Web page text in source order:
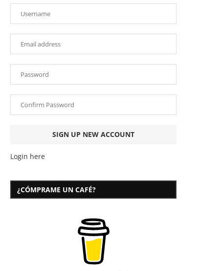
Login here
¿CÓMPRAME UN CAFÉ?